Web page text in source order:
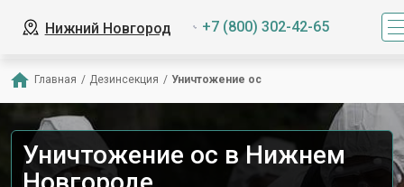
Нижний Новгород +7 (800) 302-42-65
Главная / Дезинсекция / Уничтожение ос
Уничтожение ос в Нижнем